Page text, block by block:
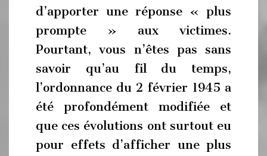
d’apporter une réponse « plus
prompte » aux victimes.
Pourtant, vous n’êtes pas sans
savoir qu’au fil du temps,
l’ordonnance du 2 février 1945 a
été profondément modifiée et
que ces évolutions ont surtout eu
pour effets d’afficher une plus